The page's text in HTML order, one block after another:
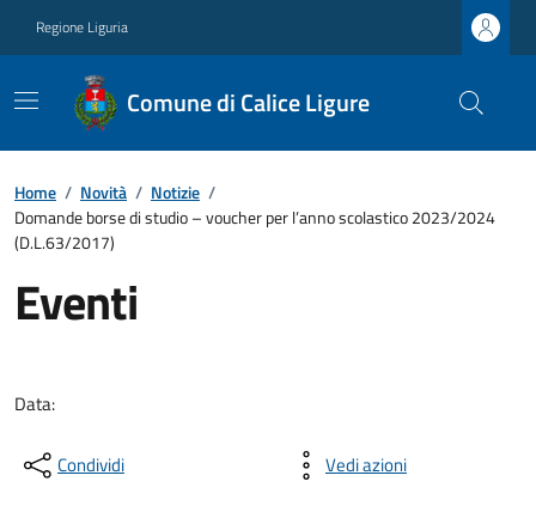
Regione Liguria
Comune di Calice Ligure
Home / Novità / Notizie /
Domande borse di studio – voucher per l’anno scolastico 2023/2024
(D.L.63/2017)
Eventi
Data:
Condividi Vedi azioni